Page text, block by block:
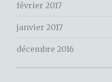
février 2017
janvier 2017
décembre 2016